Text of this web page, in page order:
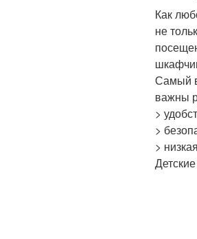
Как
не
Самый
важны
>
>
>